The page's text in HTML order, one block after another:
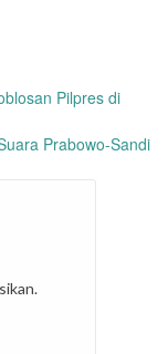
Pilpres di
Prabowo-Sandi